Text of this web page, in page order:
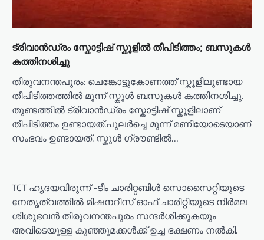
ട്രിവാൻഡ്രം സ്കോട്ടിഷ് സ്കൂളിൽ തീപിടിത്തം; ബസുകൾ
കത്തിനശിച്ചു
തിരുവനന്തപുരം: ചെങ്കോട്ടുകോണത്ത് സ്കൂളിലുണ്ടായ
തീപിടിത്തത്തിൽ മൂന്ന് സ്കൂൾ ബസുകൾ കത്തിനശിച്ചു.
തുണ്ടത്തിൽ ട്രിവാൻഡ്രം സ്കോട്ടിഷ് സ്കൂളിലാണ്
തീപിടിത്തം ഉണ്ടായത്.പുലർച്ചെ മൂന്ന് മണിയോടെയാണ്
സംഭവം ഉണ്ടായത്. സ്കൂൾ ഗ്രൗണ്ടിൽ…
TCT ഹൃദയവിരുന്ന് -ടീം ചാരിറ്റബിൾ സൊസൈറ്റിയുടെ
നേതൃത്വത്തിൽ മിഷനറീസ് ഓഫ് ചാരിറ്റിയുടെ നിർമല
ശിശുഭവൻ തിരുവനന്തപുരം സന്ദർശിക്കുകയും
അവിടെയുള്ള കുഞ്ഞുമക്കൾക്ക് ഉച്ച ഭക്ഷണം നൽകി.